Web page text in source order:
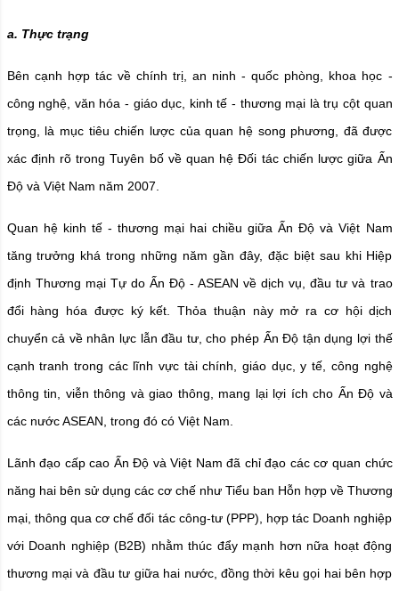
a. Thực trạng
Bên cạnh hợp tác về chính trị, an ninh - quốc phòng, khoa học -
công nghệ, văn hóa - giáo dục, kinh tế - thương mại là trụ cột quan
trọng, là mục tiêu chiến lược của quan hệ song phương, đã được
xác định rõ trong Tuyên bố về quan hệ Đối tác chiến lược giữa Ấn
Độ và Việt Nam năm 2007.
Quan hệ kinh tế - thương mại hai chiều giữa Ấn Độ và Việt Nam
tăng trưởng khá trong những năm gần đây, đặc biệt sau khi Hiệp
định Thương mại Tự do Ấn Độ - ASEAN về dịch vụ, đầu tư và trao
đổi hàng hóa được ký kết. Thỏa thuận này mở ra cơ hội dịch
chuyển cả về nhân lực lẫn đầu tư, cho phép Ấn Độ tận dụng lợi thế
cạnh tranh trong các lĩnh vực tài chính, giáo dục, y tế, công nghệ
thông tin, viễn thông và giao thông, mang lại lợi ích cho Ấn Độ và
các nước ASEAN, trong đó có Việt Nam.
Lãnh đạo cấp cao Ấn Độ và Việt Nam đã chỉ đạo các cơ quan chức
năng hai bên sử dụng các cơ chế như Tiểu ban Hỗn hợp về Thương
mại, thông qua cơ chế đối tác công-tư (PPP), hợp tác Doanh nghiệp
với Doanh nghiệp (B2B) nhằm thúc đẩy mạnh hơn nữa hoạt động
thương mại và đầu tư giữa hai nước, đồng thời kêu gọi hai bên hợp